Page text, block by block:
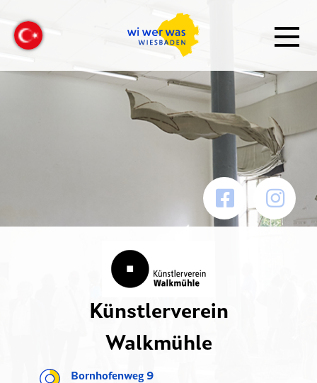
Künstlerverein
Walkmühle
Bornhofenweg 9